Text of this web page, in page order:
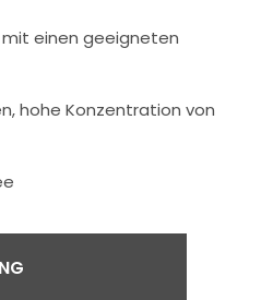
mit einen geeigneten
hohe Konzentration von